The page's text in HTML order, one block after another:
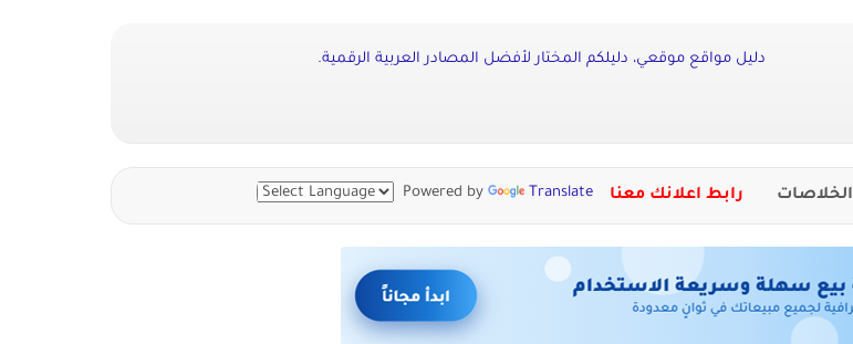
دليل مواقع موقعي، دليلكم المختار لأفضل المصادر العربية الرقمية.
الخلاصات رابط اعلانك معنا Powered by Translate